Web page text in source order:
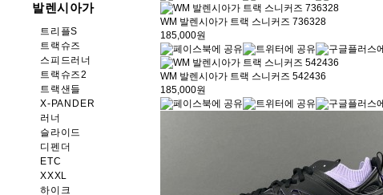
발렌시아가
트리플S
트랙슈즈
스피드러너
트랙슈즈2
트랙샌들
X-PANDER
러너
슬라이드
디펜더
ETC
XXXL
하이크
WM 발렌시아가 트랙 스니커즈 736328
185,000원
WM 발렌시아가 트랙 스니커즈 542436
185,000원